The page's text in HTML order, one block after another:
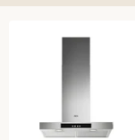
volop keuze in
wandschouwen.
en vind de 60 cm